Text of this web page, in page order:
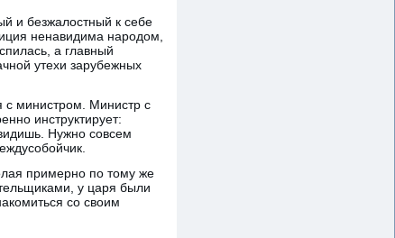
и безжалостный к себе
ненавидима народом,
а главный
утехи зарубежных
с министром. Министр с
инструктирует:
Нужно совсем
примерно по тому же
у царя были
со своим